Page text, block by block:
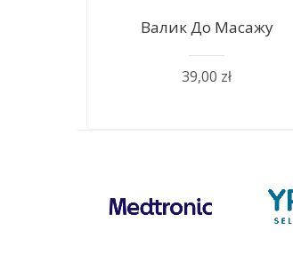
Валик До Масажу
39,00 zł